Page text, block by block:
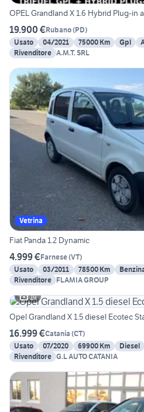
OPEL Grandland X 1.6 Hybrid Plug-in
19.900 €Rubano(PD)
Usato
04/2021 75000 Km Gpl
Rivenditore A.M.T. SRL
Vetrina
Fiat Panda 1.2 Dynamic
4.999 €Farnese(VT)
Usato
03/2011 78500 Km
Rivenditore FLAMIA GROUP
19
Opel Grandland X 1.5 diesel Ecotec
16.999 €Catania (CT)
Usato
07/2020 69900 Km Diesel
Rivenditore G.L AUTO CATANIA